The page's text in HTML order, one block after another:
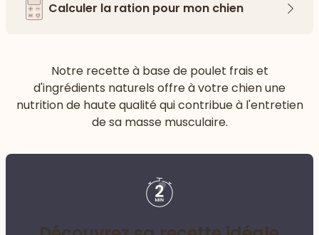
Calculer la ration pour mon chien
Notre recette à base de poulet frais et
d'ingrédients naturels offre à votre chien une
nutrition de haute qualité qui contribue à l'entretien
de sa masse musculaire.